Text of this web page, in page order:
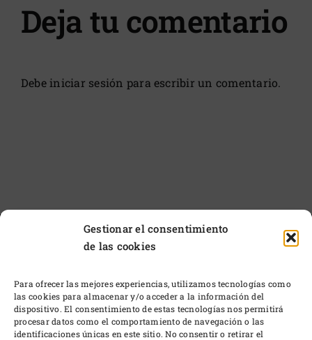
Gestionar el consentimiento
de las cookies
Para ofrecer las mejores experiencias, utilizamos tecnologías como
las cookies para almacenar y/o acceder a la información del
dispositivo. El consentimiento de estas tecnologías nos permitirá
procesar datos como el comportamiento de navegación o las
identificaciones únicas en este sitio. No consentir o retirar el
Deja tu comentario
Debe iniciar sesión para escribir un comentario.